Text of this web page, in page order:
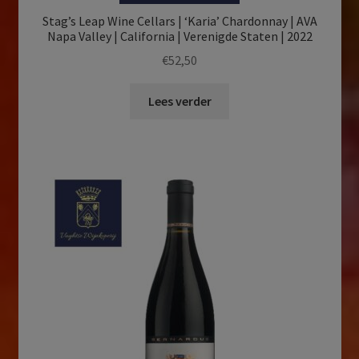
Stag’s Leap Wine Cellars | ‘Karia’ Chardonnay | AVA
Napa Valley | California | Verenigde Staten | 2022
€52,50
Lees verder